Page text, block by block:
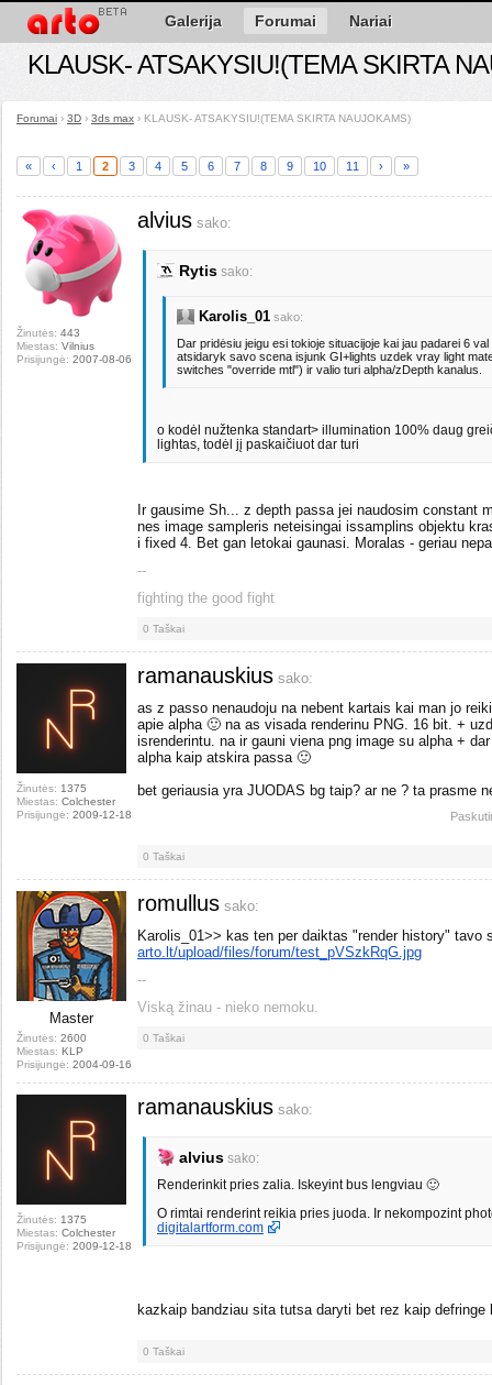
Galerija Forumai Nariai
KLAUSK- ATSAKYSIU!(TEMA SKIRTA
Forumai › 3D › 3ds max › KLAUSK- ATSAKYSIU!(TEMA SKIRTA NAUJOKAMS)
« ‹ 1 2 3 4 5 6 7 8 9 10 11 › »
Žinutės: 443
Miestas: Vilnius
Prisijungė: 2007-08-06
alvius sako:
Rytis sako:
Karolis_01 sako:
Dar pridėsiu jeigu esi tokioje situacijoje kai jau padarei 6
atsidaryk savo scena isjunk GI+lights uzdek vray light
switches "override mtl") ir valio turi alpha/zDepth kanalus.
o kodėl nužtenka standart> illumination 100% daug
lightas, todėl jį paskaičiuot dar turi
Ir gausime Sh... z depth passa jei naudosim constant
nes image sampleris neteisingai issamplins objektu
i fixed 4. Bet gan letokai gaunasi. Moralas - geriau
--
fighting the good fight
0 Taškai
Žinutės: 1375
Miestas: Colchester
Prisijungė: 2009-12-18
ramanauskius sako:
as z passo nenaudoju na nebent kartais kai man jo
apie alpha 🙂 na as visada renderinu PNG. 16 bit. +
isrenderintu. na ir gauni viena png image su alpha +
alpha kaip atskira passa 🙂
bet geriausia yra JUODAS bg taip? ar ne ? ta prasme
0 Taškai
Master
Žinutės: 2600
Miestas: KLP
Prisijungė: 2004-09-16
romullus sako:
Karolis_01>> kas ten per daiktas "render history" tavo
arto.lt/upload/files/forum/test_pVSzkRqG.jpg
--
Viską žinau - nieko nemoku.
0 Taškai
Žinutės: 1375
Miestas: Colchester
Prisijungė: 2009-12-18
ramanauskius sako:
alvius sako:
Renderinkit pries zalia. Iskeyint bus lengviau 🙂
O rimtai renderint reikia pries juoda. Ir nekompozint
digitalartform.com
kazkaip bandziau sita tutsa daryti bet rez kaip
0 Taškai